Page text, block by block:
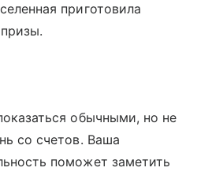
приготовила
обычными, но не
со счетов. Ваша
поможет заметить